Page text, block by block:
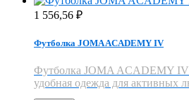
1 556,56 ₽
Футболка JOMA ACADEMY IV
Футболка JOMA ACADEMY
удобная одежда для активных